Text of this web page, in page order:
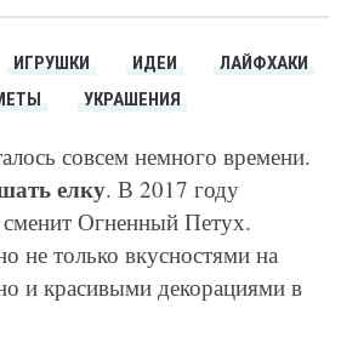
ИГРУШКИ ИДЕИ
ЛАЙФХАКИ
УКРАШЕНИЯ
совсем немного времени.
елку. В 2017 году
Огненный Петух.
не только вкусностями на
и красивыми декорациями в